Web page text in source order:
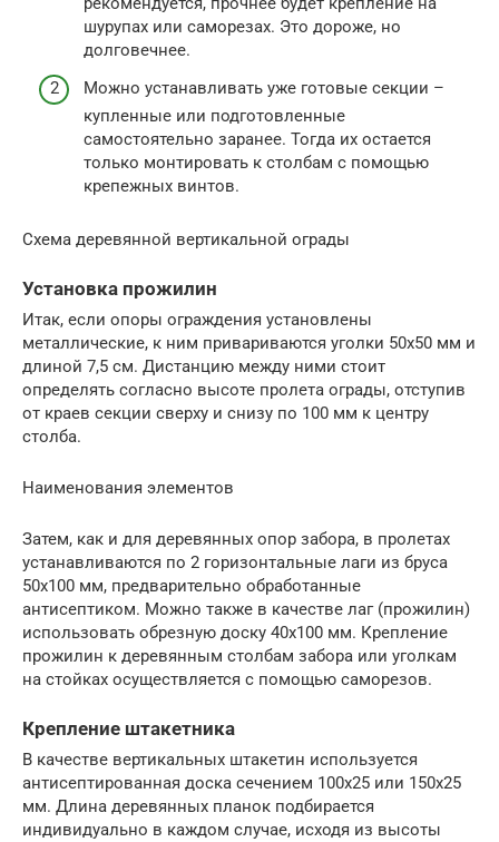
шурупах или саморезах. Это дороже, но
долговечнее.
Можно устанавливать уже готовые секции –
купленные или подготовленные
самостоятельно заранее. Тогда их остается
только монтировать к столбам с помощью
крепежных винтов.
Схема деревянной вертикальной ограды
Установка прожилин
Итак, если опоры ограждения установлены
металлические, к ним привариваются уголки 50х50 мм и
длиной 7,5 см. Дистанцию между ними стоит
определять согласно высоте пролета ограды, отступив
от краев секции сверху и снизу по 100 мм к центру
столба.
Наименования элементов
Затем, как и для деревянных опор забора, в пролетах
устанавливаются по 2 горизонтальные лаги из бруса
50х100 мм, предварительно обработанные
антисептиком. Можно также в качестве лаг (прожилин)
использовать обрезную доску 40х100 мм. Крепление
прожилин к деревянным столбам забора или уголкам
на стойках осуществляется с помощью саморезов.
Крепление штакетника
В качестве вертикальных штакетин используется
антисептированная доска сечением 100х25 или 150х25
мм. Длина деревянных планок подбирается
индивидуально в каждом случае, исходя из высоты